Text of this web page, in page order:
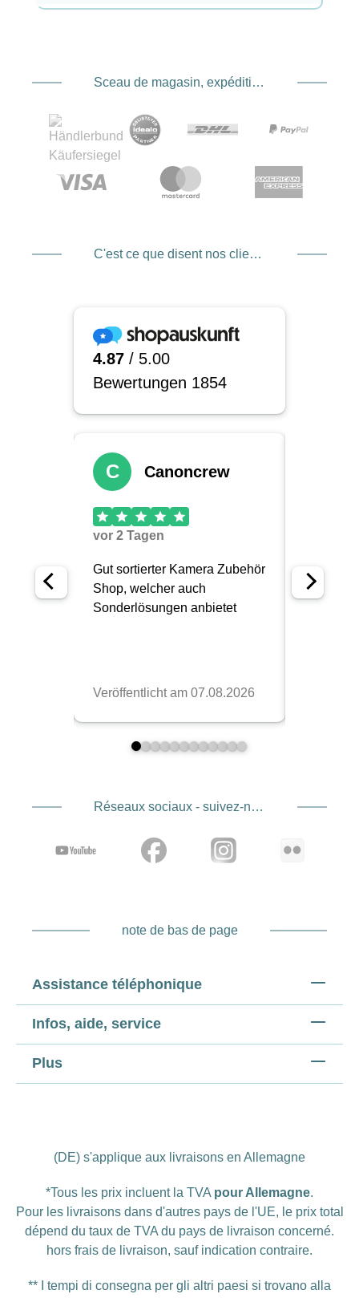
Sceau de magasin, expédition et expédition. Prestataire de services de paiement
C'est ce que disent nos clients
Réseaux sociaux - suivez-nous
note de bas de page
Assistance téléphonique
Infos, aide, service
Plus
(DE) s'applique aux livraisons en Allemagne
*Tous les prix incluent la TVA pour Allemagne.
Pour les livraisons dans d'autres pays de l'UE, le prix total
dépend du taux de TVA du pays de livraison concerné.
hors frais de livraison, sauf indication contraire.
** I tempi di consegna per gli altri paesi si trovano alla